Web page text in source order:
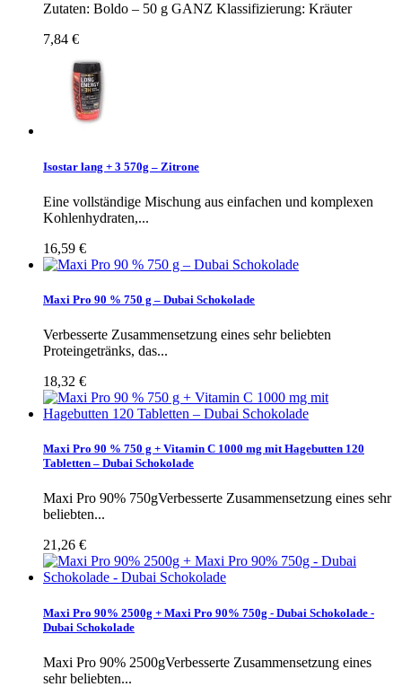
Zutaten: Boldo – 50 g GANZ Klassifizierung: Kräuter
7,84 €
Isostar lang + 3 570g – Zitrone
Eine vollständige Mischung aus einfachen und komplexen
Kohlenhydraten,...
16,59 €
Maxi Pro 90 % 750 g – Dubai Schokolade
Verbesserte Zusammensetzung eines sehr beliebten
Proteingetränks, das...
18,32 €
Maxi Pro 90 % 750 g + Vitamin C 1000 mg mit Hagebutten 120
Tabletten – Dubai Schokolade
Maxi Pro 90% 750gVerbesserte Zusammensetzung eines sehr
beliebten...
21,26 €
Maxi Pro 90% 2500g + Maxi Pro 90% 750g - Dubai Schokolade -
Dubai Schokolade
Maxi Pro 90% 2500gVerbesserte Zusammensetzung eines
sehr beliebten...